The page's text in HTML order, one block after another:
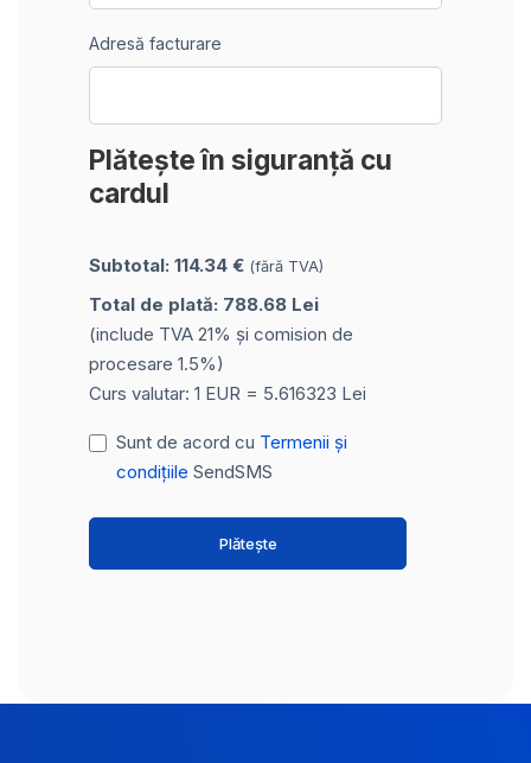
Adresă facturare
Plătește în siguranță cu
cardul
Subtotal: 114.34 € (fără TVA)
Total de plată: 788.68 Lei
(include TVA 21% și comision de
procesare 1.5%)
Curs valutar: 1 EUR = 5.616323 Lei
Sunt de acord cu Termenii și
condițiile SendSMS
Plătește